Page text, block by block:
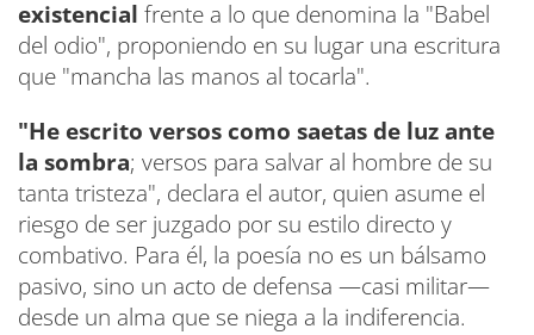
existencial frente a lo que denomina la "Babel
del odio", proponiendo en su lugar una escritura
que "mancha las manos al tocarla".
"He escrito versos como saetas de luz ante
la sombra; versos para salvar al hombre de su
tanta tristeza", declara el autor, quien asume el
riesgo de ser juzgado por su estilo directo y
combativo. Para él, la poesía no es un bálsamo
pasivo, sino un acto de defensa —casi militar—
desde un alma que se niega a la indiferencia.